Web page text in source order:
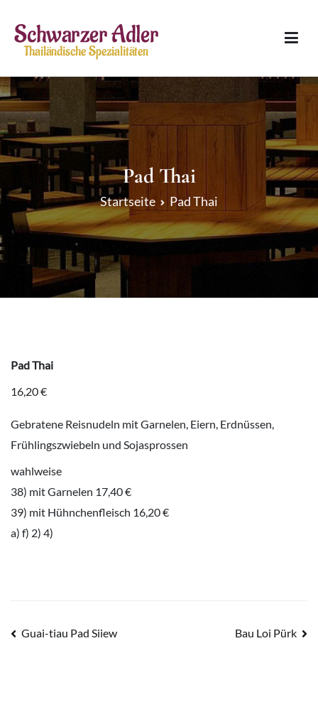
Inhalt
springen
Schwarzer Adler
Pad Thai
Startseite Pad Thai
Pad Thai
16,20 €
Gebratene Reisnudeln mit Garnelen, Eiern, Erdnüssen,
Frühlingszwiebeln und Sojasprossen
wahlweise
38) mit Garnelen 17,40 €
39) mit Hühnchenfleisch 16,20 €
a) f) 2) 4)
Beitragsnavigation
Guai-tiau Pad Siiew Bau Loi Pürk